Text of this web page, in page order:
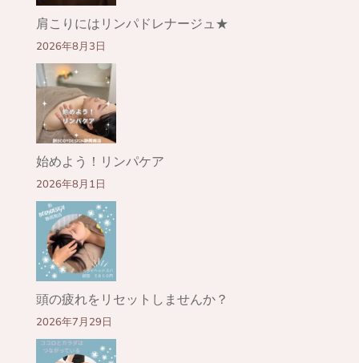
肩こりにはリンパドレナージュ★
2026年8月3日
始めよう！リンパケア
2026年8月1日
頭の疲れをリセットしませんか？
2026年7月29日